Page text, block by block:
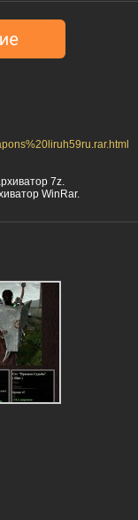
7z.
WinRar.